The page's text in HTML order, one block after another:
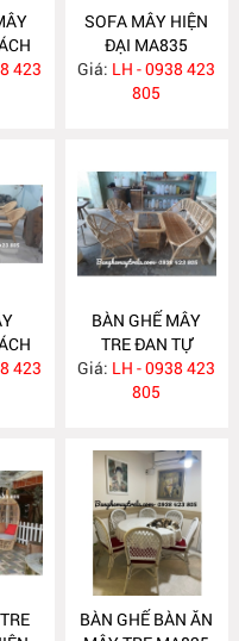
423
SOFA MÂY HIỆN
ĐẠI MA835
Giá: LH - 0938 423
805
423
BÀN GHẾ MÂY
TRE ĐAN TỰ
NHIÊN MA832
Giá: LH - 0938 423
805
BÀN GHẾ BÀN ĂN